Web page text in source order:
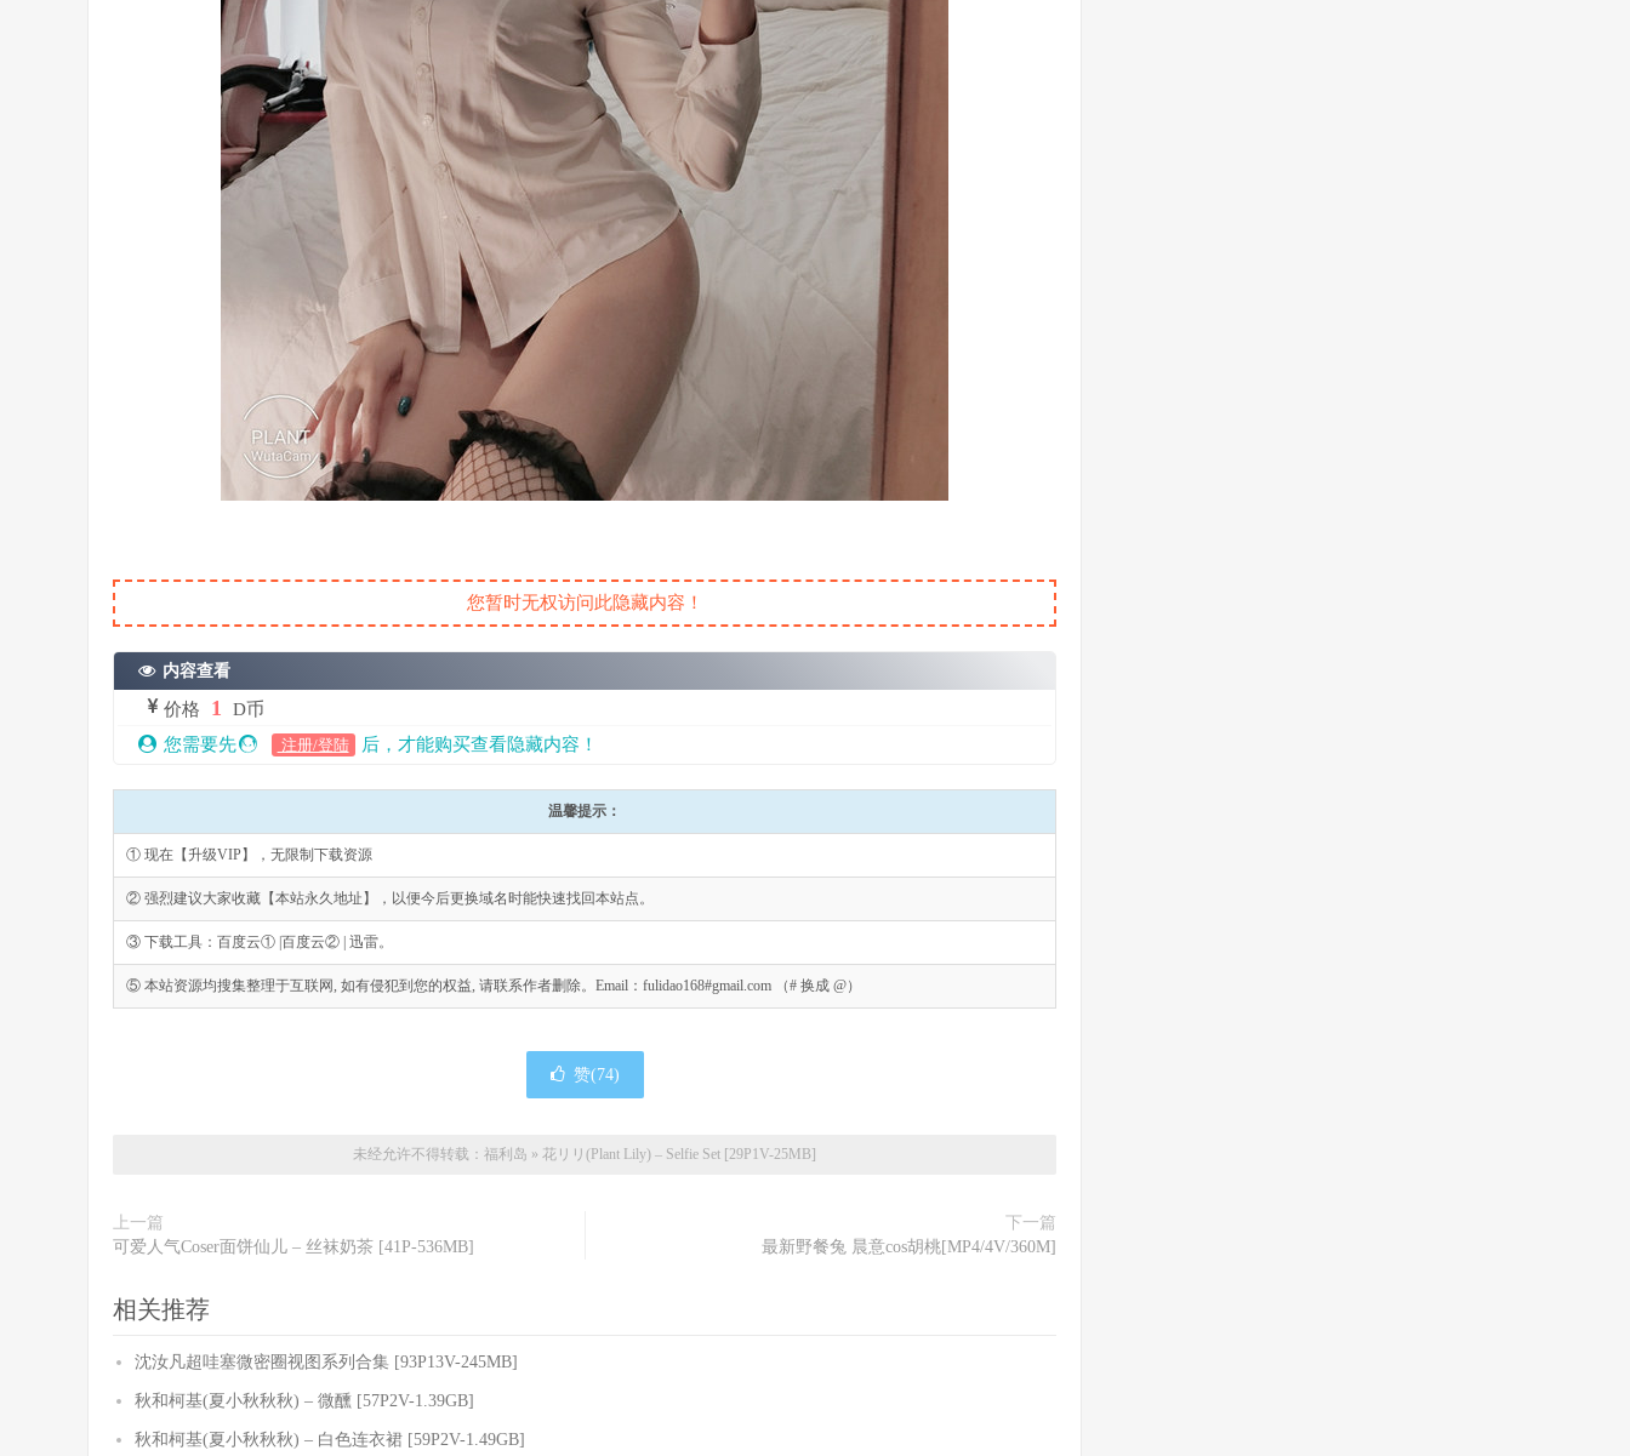
您暂时无权访问此隐藏内容！
内容查看
价格 1
D币
您需要先
注册/登陆 后，才能购买查看隐藏内容！
温馨提示：
① 现在【升级VIP】，无限制下载资源
② 强烈建议大家收藏【本站永久地址】，以便今后更换域名时能快速找回本站点。
③ 下载工具：百度云① |百度云② | 迅雷。
⑤ 本站资源均搜集整理于互联网, 如有侵犯到您的权益, 请联系作者删除。Email：fulidao168#gmail.com （# 换成 @）
赞(74)
未经允许不得转载： 福利岛 » 花リリ(Plant Lily) – Selfie Set [29P1V-25MB]
上一篇
可爱人气Coser面饼仙儿 – 丝袜奶茶 [41P-536MB]
下一篇
最新野餐兔 晨意cos胡桃[MP4/4V/360M]
相关推荐
沈汝凡超哇塞微密圈视图系列合集 [93P13V-245MB]
秋和柯基(夏小秋秋秋) – 微醺 [57P2V-1.39GB]
秋和柯基(夏小秋秋秋) – 白色连衣裙 [59P2V-1.49GB]